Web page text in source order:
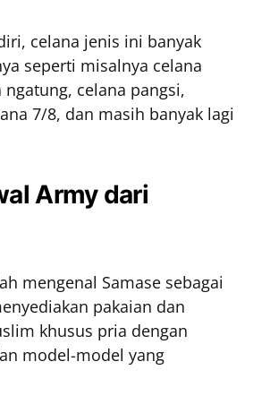
celana jenis ini banyak
seperti misalnya celana
ngatung, celana pangsi,
7/8, dan masih banyak lagi
Army dari
mengenal Samase sebagai
pakaian dan
khusus pria dengan
model-model yang